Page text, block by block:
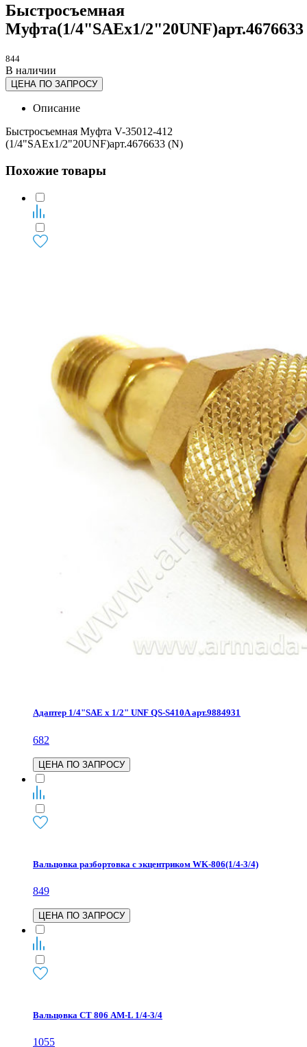
Быстросъемная
Муфта(1/4"SAEx1/2"20UNF)арт.4676633
844
В наличии
ЦЕНА ПО ЗАПРОСУ
Описание
Быстросъемная Муфта V-35012-412
(1/4"SAEx1/2"20UNF)арт.4676633 (N)
Похожие товары
Адаптер 1/4"SAE х 1/2" UNF QS-S410A арт.9884931
682
ЦЕНА ПО ЗАПРОСУ
Вальцовка разбортовка с экцентриком WK-806(1/4-3/4)
849
ЦЕНА ПО ЗАПРОСУ
Вальцовка СТ 806 АМ-L 1/4-3/4
1055